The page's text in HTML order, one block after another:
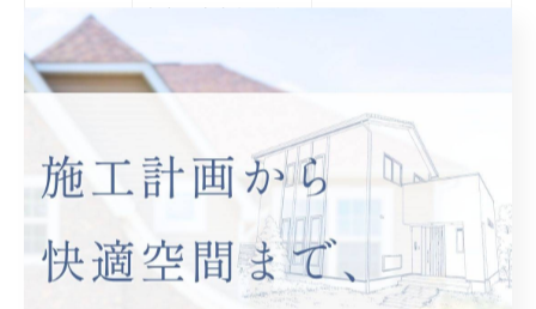
春／秋
安定した気温・湿
梅雨前 降水量増加前
冬
塗料性能発揮しにく
い
サイディング塗装の最適なタイミングは、築年数の経過
だけでなく、外壁の現状や天候、家族のライフスタイル